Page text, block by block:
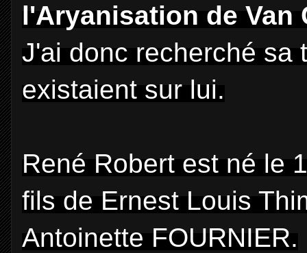
l'Aryanisation de Van
J'ai donc recherché sa
existaient sur lui.
René Robert est né le
fils de Ernest Louis
Antoinette FOURNIER.